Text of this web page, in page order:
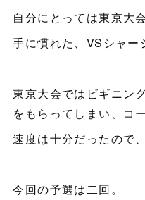
自分にとっては東京大
手に慣れた、VSシャー
東京大会ではビギニン
をもらってしまい、コ
速度は十分だったので
今回の予選は二回。